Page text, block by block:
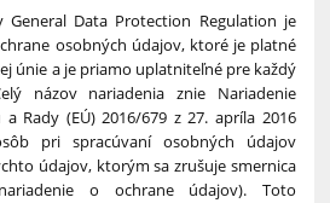
General Data Protection Regulation je
osobných údajov, ktoré je platné
únie a je priamo uplatniteľné pre každý
názov nariadenia znie Nariadenie
Rady (EÚ) 2016/679 z 27. apríla 2016
pri spracúvaní osobných údajov
údajov, ktorým sa zrušuje smernica
o ochrane údajov). Toto